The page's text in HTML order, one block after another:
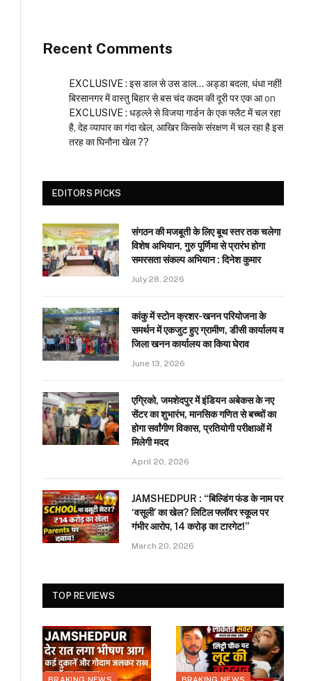
Recent Comments
EXCLUSIVE : इस डाल से उस डाल… अड्डा बदला, धंधा नहीं!
बिरसानगर में वास्तु बिहार से बस चंद कदम की दूरी पर एक आon
EXCLUSIVE : धड़ल्ले से विजया गार्डन के एक फ्लैट में चल रहा
है, देह व्यापार का गंदा खेल, आखिर किसके संरक्षण में चल रहा है इस
तरह का घिनौना खेल ??
EDITORS PICKS
संगठन की मजबूती के लिए बूथ स्तर तक चलेगा
विशेष अभियान, गुरु पूर्णिमा से प्रारंभ होगा
समरसता संकल्प अभियान : दिनेश कुमार
July 28, 2026
कांकु में स्टोन क्रशर-खनन परियोजना के
समर्थन में एकजुट हुए ग्रामीण, डीसी कार्यालय व
जिला खनन कार्यालय का किया घेराव
June 13, 2026
एग्रिको, जमशेदपुर में इंडियन अबेकस के नए
सेंटर का शुभारंभ, मानसिक गणित से बच्चों का
होगा सर्वांगीण विकास, प्रतियोगी परीक्षाओं में
मिलेगी मदद
April 20, 2026
JAMSHEDPUR : “बिल्डिंग फंड के नाम पर
‘वसूली’ का खेल? लिटिल फ्लॉवर स्कूल पर
गंभीर आरोप, 14 करोड़ का टारगेट!”
March 20, 2026
TOP REVIEWS